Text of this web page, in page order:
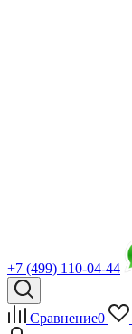
+7 (499) 110-04-44
Сравнение0